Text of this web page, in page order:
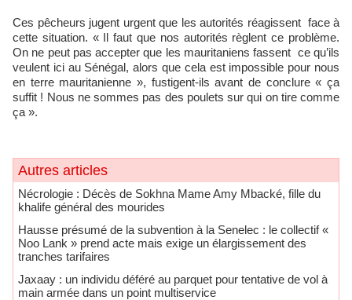
Ces pêcheurs jugent urgent que les autorités réagissent face à
cette situation. « Il faut que nos autorités règlent ce problème.
On ne peut pas accepter que les mauritaniens fassent ce qu’ils
veulent ici au Sénégal, alors que cela est impossible pour nous
en terre mauritanienne », fustigent-ils avant de conclure « ça
suffit ! Nous ne sommes pas des poulets sur qui on tire comme
ça ».
Autres articles
Nécrologie : Décès de Sokhna Mame Amy Mbacké, fille du
khalife général des mourides
Hausse présumé de la subvention à la Senelec : le collectif «
Noo Lank » prend acte mais exige un élargissement des
tranches tarifaires
Jaxaay : un individu déféré au parquet pour tentative de vol à
main armée dans un point multiservice